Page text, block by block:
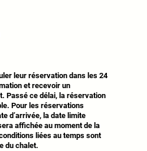
leur réservation dans les 24
et recevoir un
Passé ce délai, la réservation
Pour les réservations
d’arrivée, la date limite
affichée au moment de la
liées au temps sont
du chalet.